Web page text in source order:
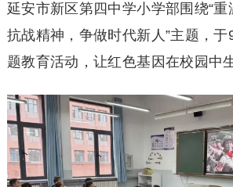
延安市新区第四中学小学部围绕“
抗战精神，争做时代新人”主题，
题教育活动，让红色基因在校园中